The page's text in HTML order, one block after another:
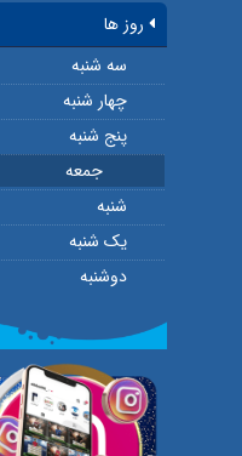
روز ها
سه شنبه
چهار شنبه
پنج شنبه
جمعه
شنبه
یک شنبه
دوشنبه